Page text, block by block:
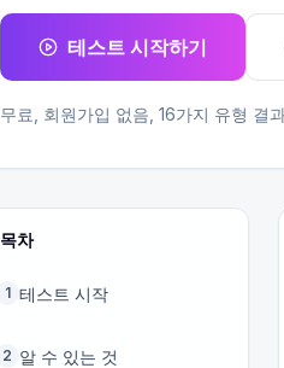
테스트 시작하기
무료, 회원가입 없음, 16가지 유형 결
목차
1 테스트 시작
2 알 수 있는 것